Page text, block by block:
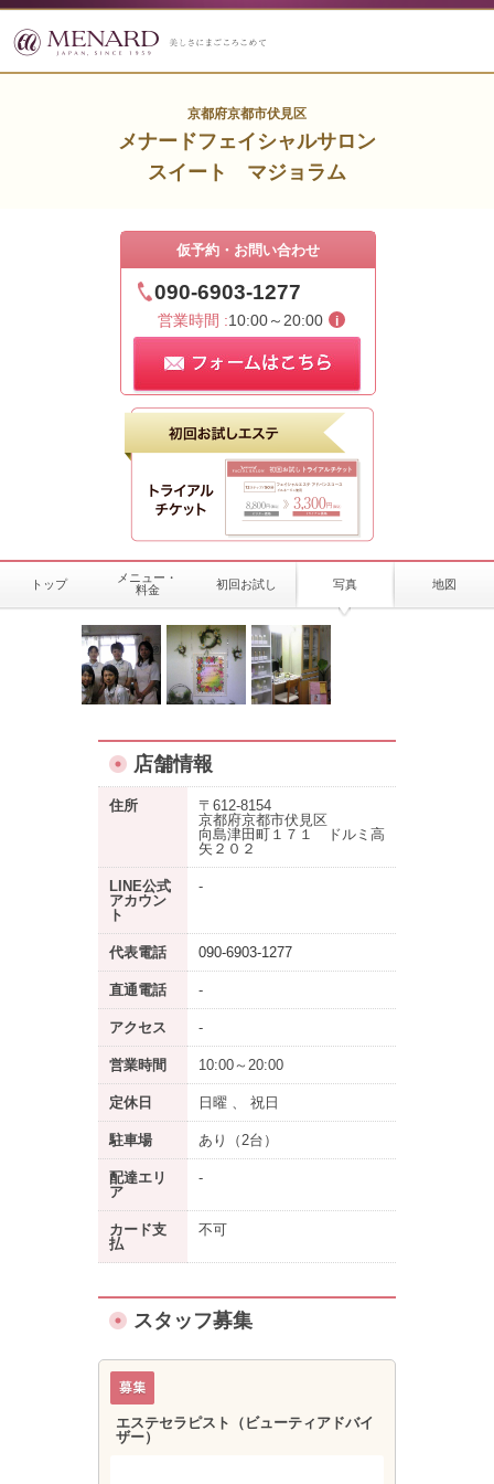
京都府京都市伏見区
メナードフェイシャルサロン
スイート マジョラム
仮予約・お問い合わせ
090-6903-1277
営業時間 :10:00～20:00
トップ
メニュー・
料金
初回お試し 写真 地図
店舗情報
住所
〒612-8154
京都府京都市伏見区
向島津田町１７１ ドルミ高
矢２０２
LINE公式
アカウン
ト
-
代表電話 090-6903-1277
直通電話 -
アクセス -
営業時間 10:00～20:00
定休日 日曜 、 祝日
駐車場 あり （2台）
配達エリ
ア
-
カード支
払
不可
スタッフ募集
エステセラピスト（ビューティアドバイ
ザー）